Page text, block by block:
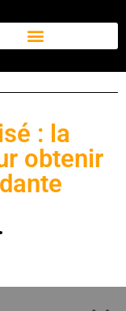
: la
obtenir